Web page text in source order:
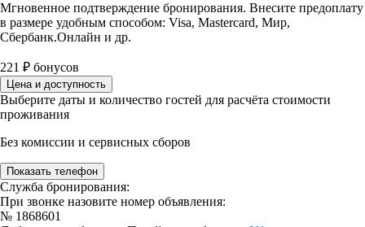
Мгновенное подтверждение бронирования. Внесите предоплату
в размере удобным способом: Visa, Mastercard, Мир,
Сбербанк.Онлайн и др.
221 ₽ бонусов
Цена и доступность
Выберите даты и количество гостей для расчёта стоимости
проживания
Без комиссии и сервисных сборов
Показать телефон
Служба бронирования:
При звонке назовите номер объявления:
№ 1868601